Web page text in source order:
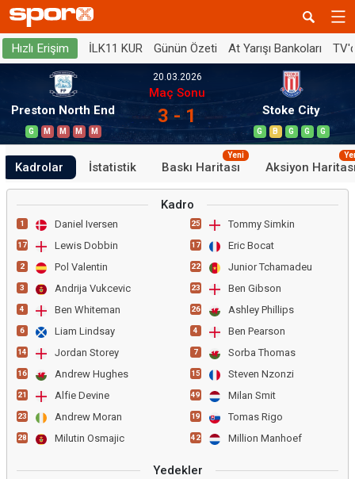
Hızlı Erişim İLK11 KUR Günün Özeti At Yarışı Bankoları
Preston North End
G M M M M
20.03.2026
Maç Sonu
3 - 1 Stoke City
G B G G G
Kadrolar İstatistik Baskı Haritası
Yeni
Aksiyon
Kadro
1 Daniel Iversen
17 Lewis Dobbin
2 Pol Valentin
3 Andrija Vukcevic
4 Ben Whiteman
6 Liam Lindsay
14 Jordan Storey
16 Andrew Hughes
21 Alfie Devine
23 Andrew Moran
28 Milutin Osmajic
25 Tommy Simkin
17 Eric Bocat
22 Junior Tchamadeu
23 Ben Gibson
26 Ashley Phillips
4 Ben Pearson
7 Sorba Thomas
15 Steven Nzonzi
49 Milan Smit
19 Tomas Rigo
42 Million Manhoef
Yedekler